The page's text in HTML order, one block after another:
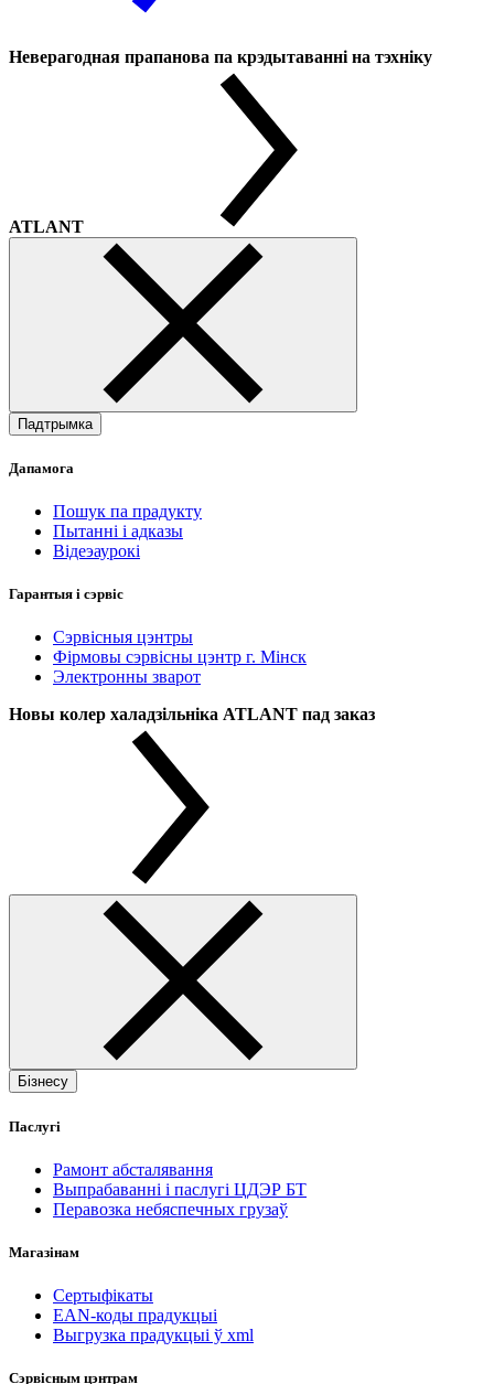
Неверагодная прапанова па крэдытаванні на тэхніку
ATLANT
Падтрымка
Дапамога
Пошук па прадукту
Пытанні і адказы
Відеэаурокі
Гарантыя і сэрвіс
Сэрвісныя цэнтры
Фірмовы сэрвісны цэнтр г. Мінск
Электронны зварот
Новы колер халадзільніка ATLANT пад заказ
Бізнесу
Паслугі
Рамонт абсталявання
Выпрабаванні і паслугі ЦДЭР БТ
Перавозка небяспечных грузаў
Магазінам
Сертыфікаты
EAN-коды прадукцыі
Выгрузка прадукцыі ў xml
Сэрвісным цэнтрам